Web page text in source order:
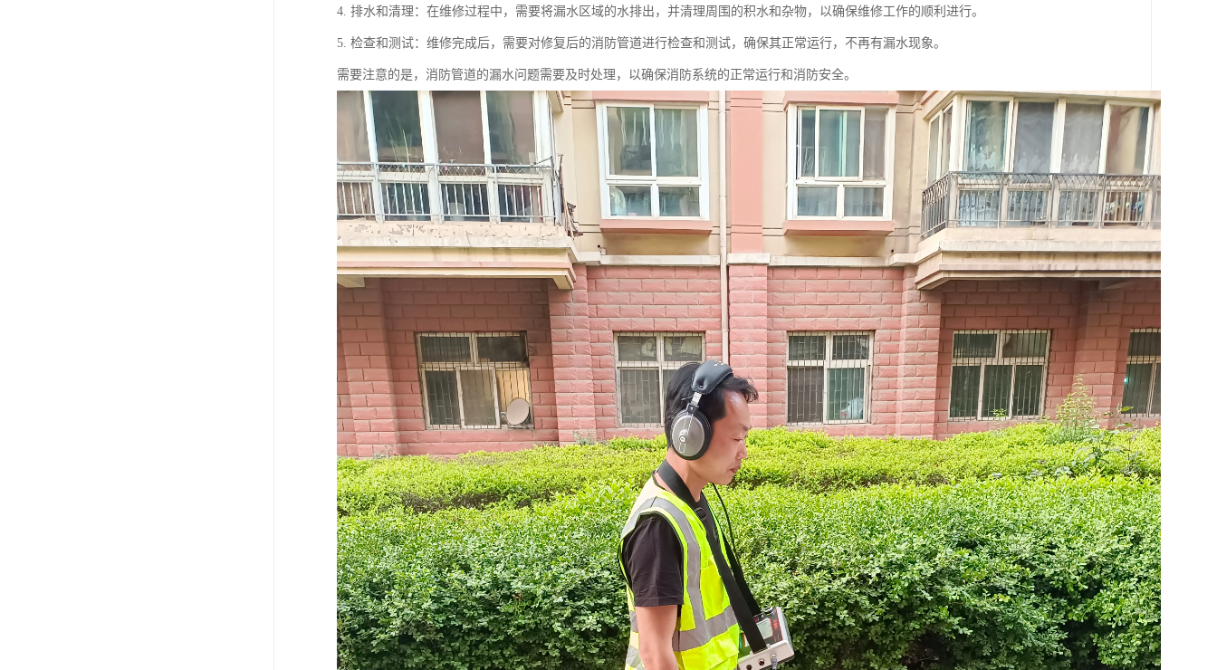
4. 排水和清理：在维修过程中，需要将漏水区域的水排出，并清理周围的积水和杂物，以确保维修工作的顺利进行。
5. 检查和测试：维修完成后，需要对修复后的消防管道进行检查和测试，确保其正常运行，不再有漏水现象。
需要注意的是，消防管道的漏水问题需要及时处理，以确保消防系统的正常运行和消防安全。